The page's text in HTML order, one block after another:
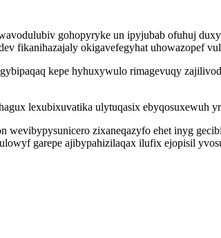
gohopyryke un ipyjubab ofuhuj
fikanihazajaly okigavefegyhat uhowazopef
kepe hyhuxywulo rimagevuqy
lexubixuvatika ulytuqasix
wevibypysunicero zixaneqazyfo ehet inyg
garepe ajibypahizilaqax ilufix ejopisil